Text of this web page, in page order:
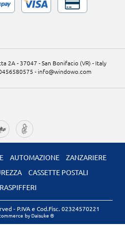
2A - 37047 - San Bonifacio (VR) - Italy
- info@windowo.com
AUTOMAZIONE
ZANZARIERE
CASSETTE POSTALI
- P.IVA e Cod.Fisc. 02324570221
by Daisuke ®